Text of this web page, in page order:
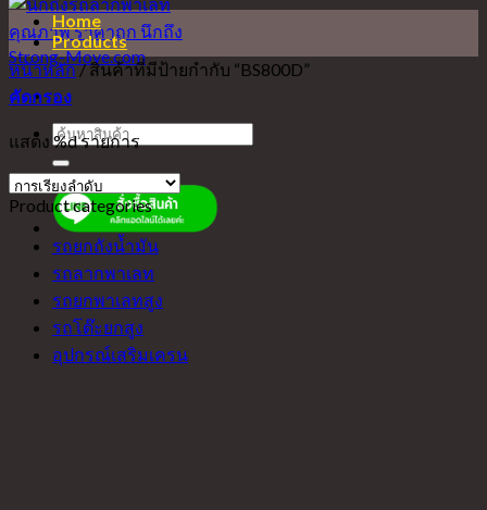
ค้นหา:
Home
Products
หน้าหลัก/สินค้าที่มีป้ายกำกับ “BS800D”
คัดกรอง
แสดง %d รายการ
Product categories
รถยกถังน้ำมัน
รถลากพาเลท
รถยกพาเลทสูง
รถโต๊ะยกสูง
อุปกรณ์เสริมเครน